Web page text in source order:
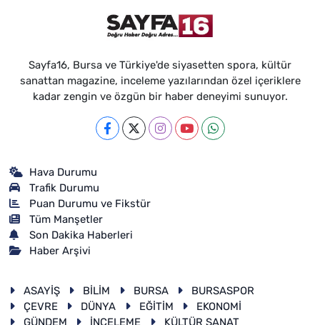
Sayfa16, Bursa ve Türkiye'de siyasetten spora, kültür
sanattan magazine, inceleme yazılarından özel içeriklere
kadar zengin ve özgün bir haber deneyimi sunuyor.
Hava Durumu
Trafik Durumu
Puan Durumu ve Fikstür
Tüm Manşetler
Son Dakika Haberleri
Haber Arşivi
ASAYİŞ BİLİM BURSA
BURSASPOR
ÇEVRE
DÜNYA EĞİTİM
EKONOMİ
GÜNDEM
İNCELEME KÜLTÜR SANAT